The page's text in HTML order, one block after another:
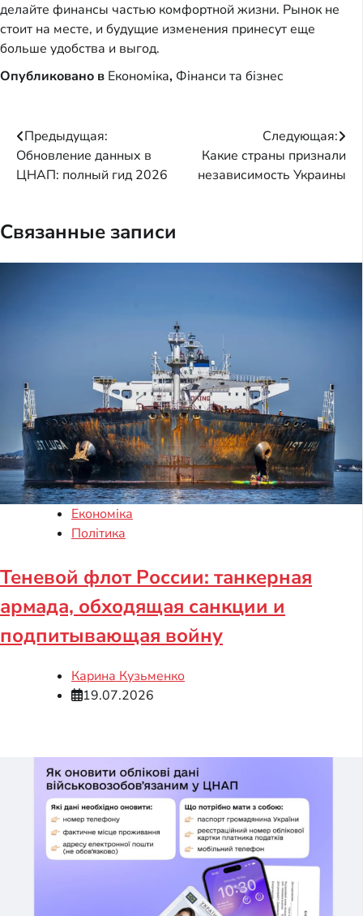
делайте финансы частью комфортной жизни. Рынок не
стоит на месте, и будущие изменения принесут еще
больше удобства и выгод.
Опубликовано в Економіка, Фінанси та бізнес
Навигация
по
Предыдущая:
Обновление данных в
ЦНАП: полный гид 2026
Следующая:
Какие страны признали
независимость Украины
Связанные записи
Економіка
Політика
Теневой флот России: танкерная
армада, обходящая санкции и
подпитывающая войну
Карина Кузьменко
19.07.2026